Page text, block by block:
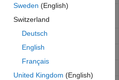
Ideal memristor with nonlinear
dopant drift approach
電気システムの相互インダクタ
理想的な演算増幅器
電流を流さない電気端子終端
Sweden (English)
Switzerland
Deutsch
English
Français
United Kingdom (English)